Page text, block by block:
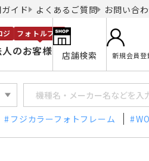
イド よくあるご質問 お問い合
のお客様
ジ フォトルプロ
店舗検索 新規会員登
フジカラーフォトフレーム